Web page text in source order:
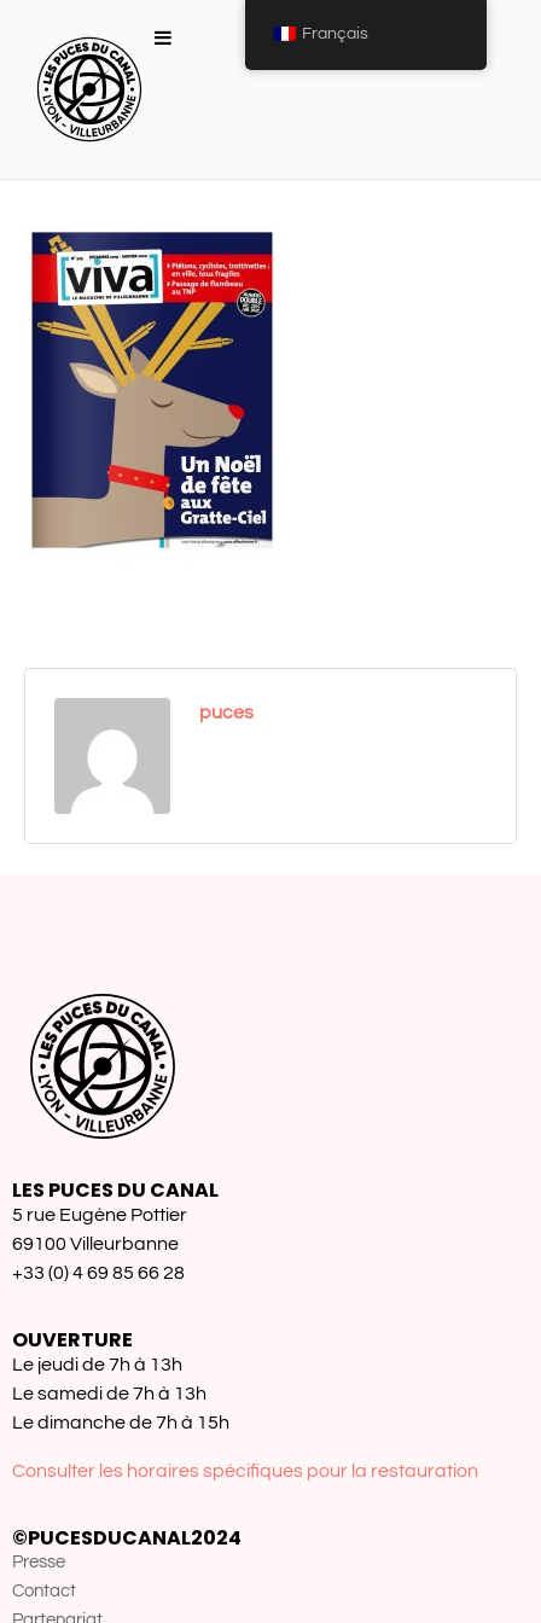
puces
LES PUCES DU CANAL
5 rue Eugène Pottier
69100 Villeurbanne
+33 (0) 4 69 85 66 28
OUVERTURE
Le jeudi de 7h à 13h
Le samedi de 7h à 13h
Le dimanche de 7h à 15h
Consulter les horaires spécifiques pour la restauration
©PUCESDUCANAL2024
Presse
Contact
Français